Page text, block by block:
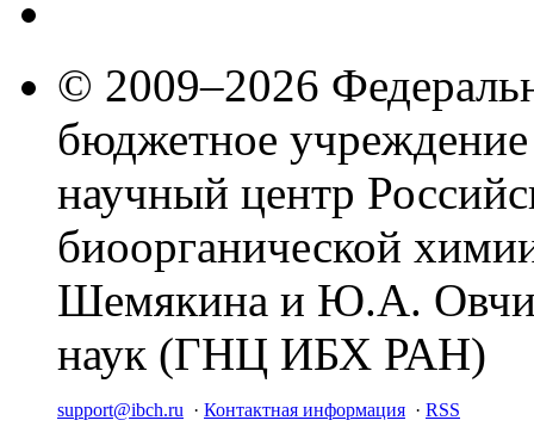
© 2009–2026
бюджетное
научный центр
биоорганической
Шемякина и Ю.А.
наук (ГНЦ ИБХ РАН)
support@ibch.ru · Контактная информация · RSS